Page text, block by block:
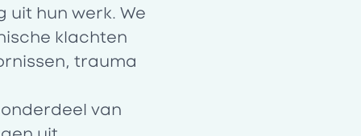
uit hun werk. We
klachten
trauma
van